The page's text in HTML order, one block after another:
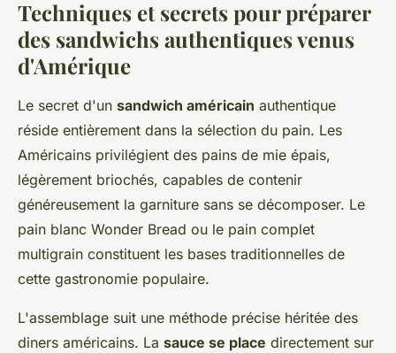
Techniques et secrets pour préparer
des sandwichs authentiques venus
d'Amérique
Le secret d'un sandwich américain authentique
réside entièrement dans la sélection du pain. Les
Américains privilégient des pains de mie épais,
légèrement briochés, capables de contenir
généreusement la garniture sans se décomposer. Le
pain blanc Wonder Bread ou le pain complet
multigrain constituent les bases traditionnelles de
cette gastronomie populaire.
L'assemblage suit une méthode précise héritée des
diners américains. La sauce se place directement sur